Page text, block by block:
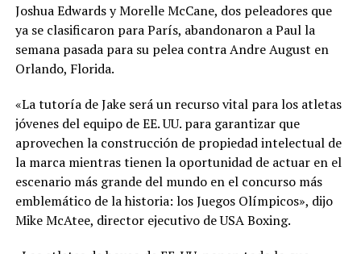
Joshua Edwards y Morelle McCane, dos peleadores que
ya se clasificaron para París, abandonaron a Paul la
semana pasada para su pelea contra Andre August en
Orlando, Florida.
«La tutoría de Jake será un recurso vital para los atletas
jóvenes del equipo de EE. UU. para garantizar que
aprovechen la construcción de propiedad intelectual de
la marca mientras tienen la oportunidad de actuar en el
escenario más grande del mundo en el concurso más
emblemático de la historia: los Juegos Olímpicos», dijo
Mike McAtee, director ejecutivo de USA Boxing.